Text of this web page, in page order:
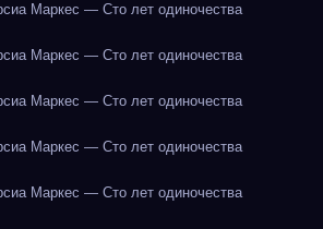
Маркес — Сто лет одиночества
Маркес — Сто лет одиночества
Маркес — Сто лет одиночества
Маркес — Сто лет одиночества
Маркес — Сто лет одиночества